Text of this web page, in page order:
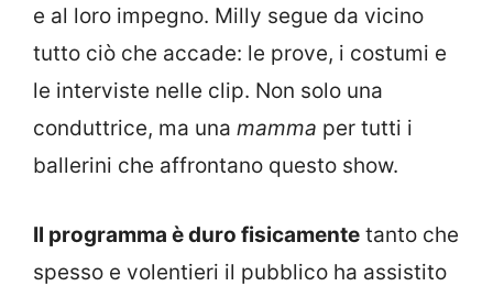
e al loro impegno. Milly segue da vicino
tutto ciò che accade: le prove, i costumi e
le interviste nelle clip. Non solo una
conduttrice, ma una mamma per tutti i
ballerini che affrontano questo show.
Il programma è duro fisicamente tanto che
spesso e volentieri il pubblico ha assistito